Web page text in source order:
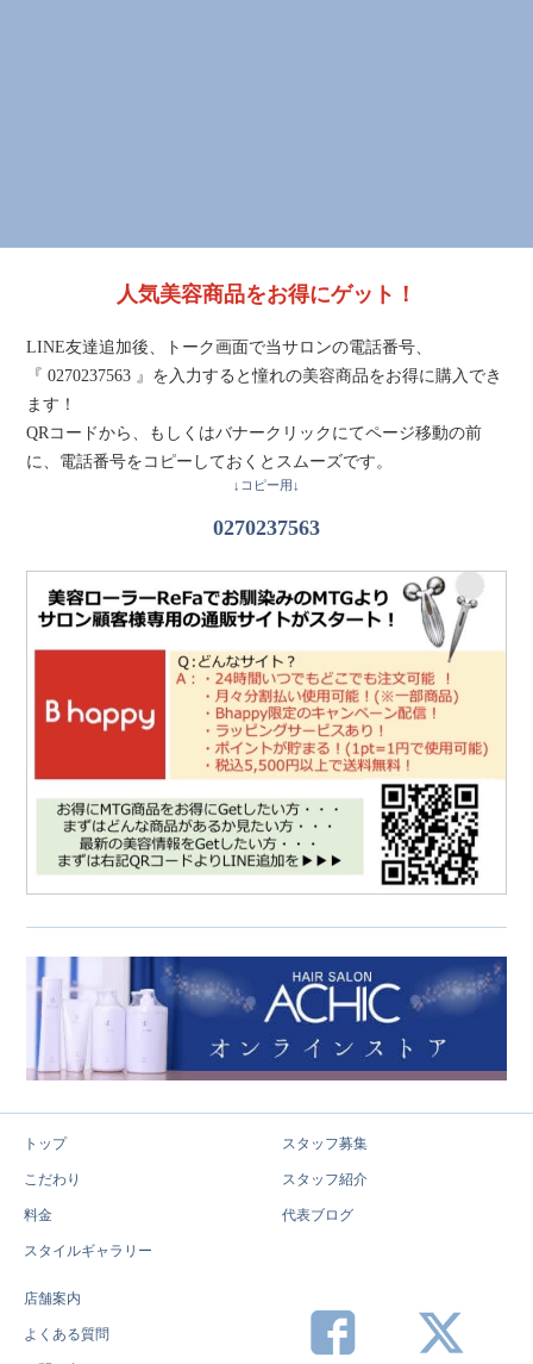
人気美容商品をお得にゲット！
LINE友達追加後、トーク画面で当サロンの電話番号、
『 0270237563 』を入力すると憧れの美容商品をお得に購入でき
ます！
QRコードから、もしくはバナークリックにてページ移動の前
に、電話番号をコピーしておくとスムーズです。
↓コピー用↓
0270237563
トップ
こだわり
料金
スタイルギャラリー
スタッフ募集
スタッフ紹介
代表ブログ
店舗案内
よくある質問